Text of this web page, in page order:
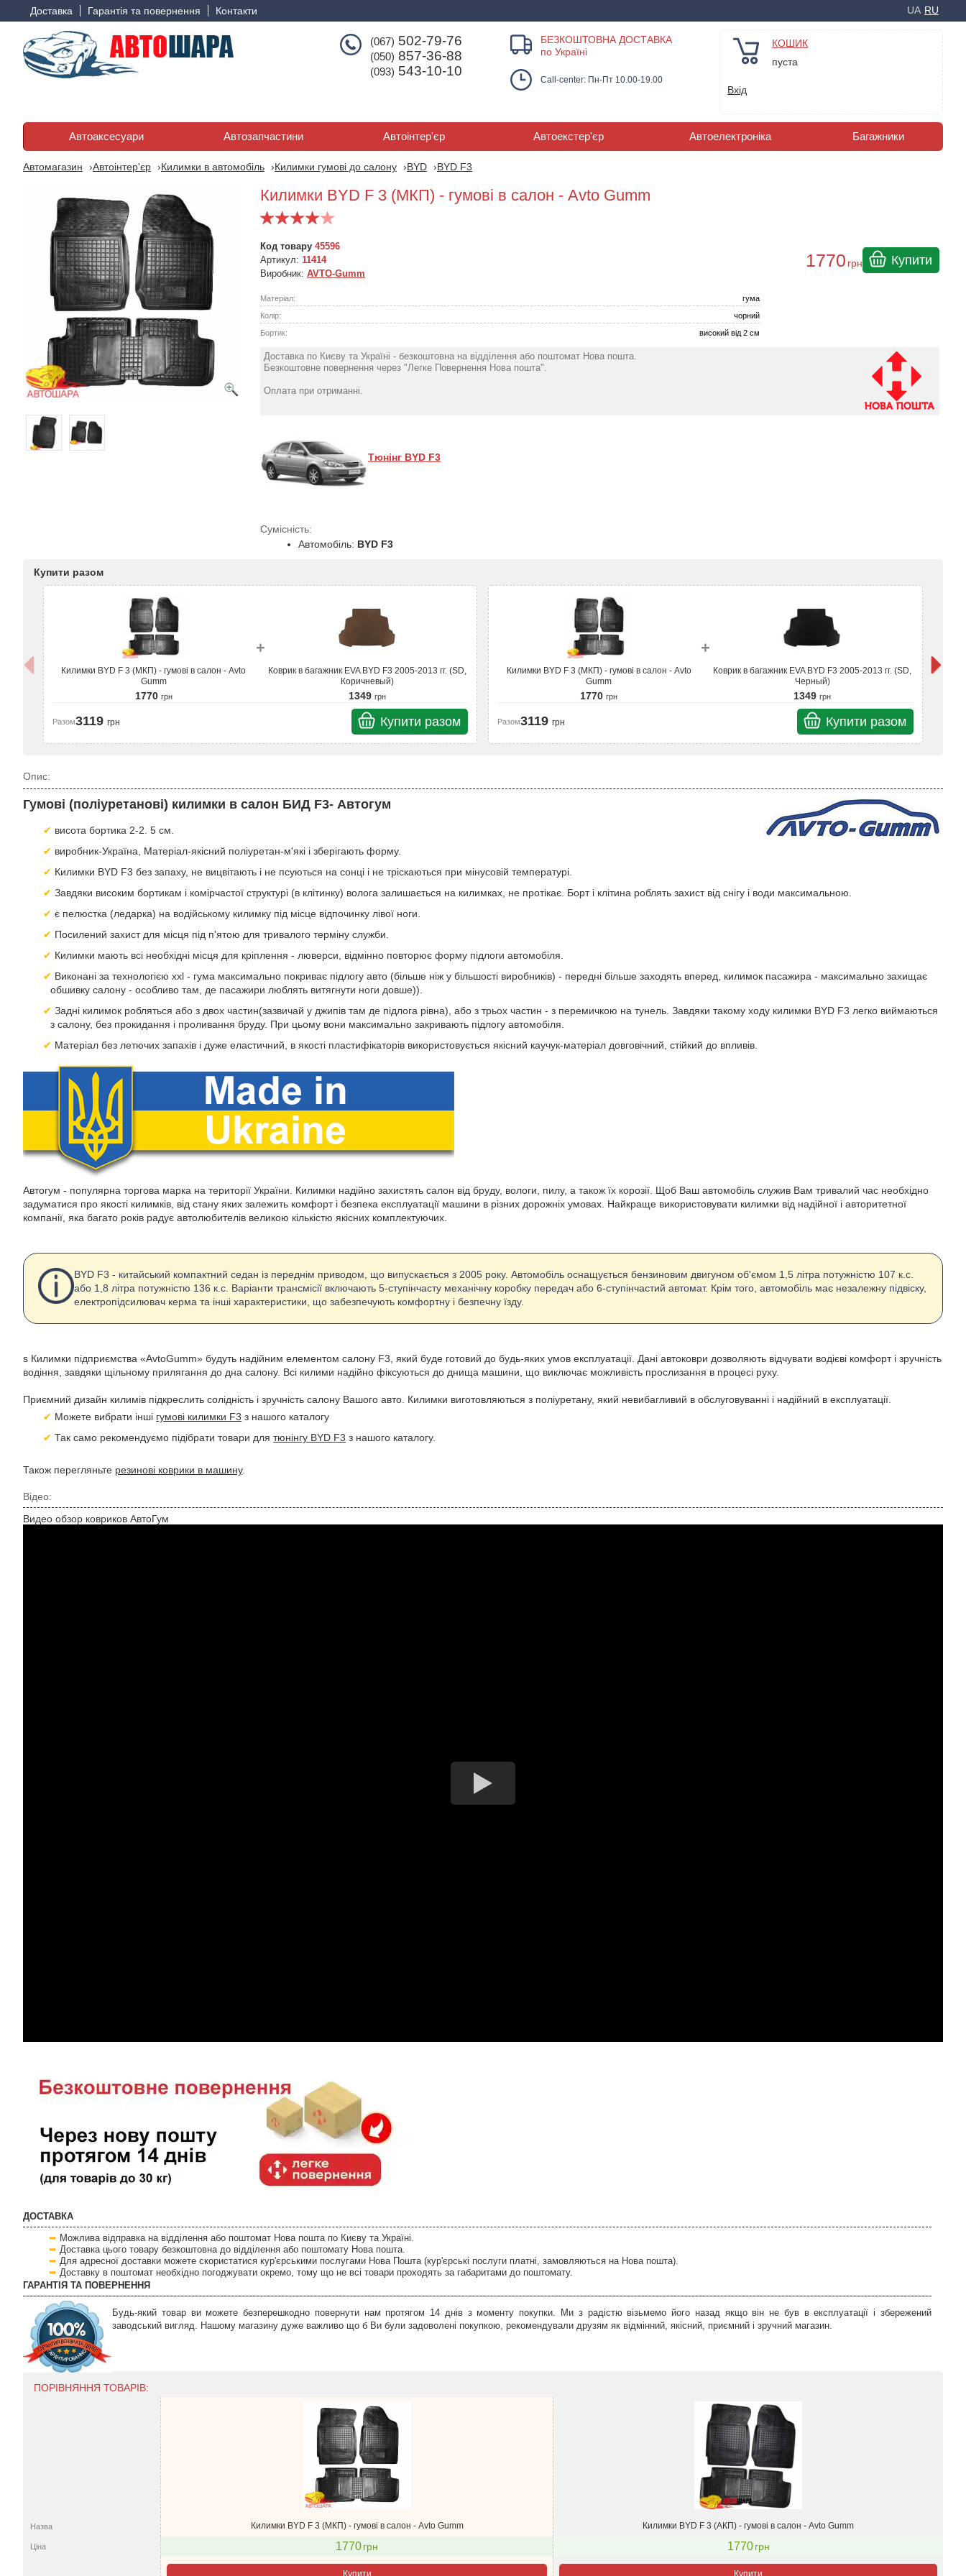
Доставка Гарантія та повернення Контакти UA RU
(067) 502-79-76
(050) 857-36-88
(093) 543-10-10
БЕЗКОШТОВНА ДОСТАВКА
по Україні
Call-center: Пн-Пт 10.00-19.00
КОШИК
пуста
Вхід
Автоаксесуари Автозапчастини Автоінтер'єр Автоекстер'єр Автоелектроніка Багажники
Автомагазин Автоінтер'єр Килимки в автомобіль Килимки гумові до салону BYD BYD F3
Килимки BYD F 3 (МКП) - гумові в салон - Avto Gumm
Код товару 45596
Артикул: 11414
Виробник: AVTO-Gumm
Матеріал:
гума
Колір:
чорний
Бортик:
високий від 2 см
1770 грн Купити
Доставка по Києву та Україні - безкоштовна на відділення або поштомат Нова пошта.
Безкоштовне повернення через "Легке Повернення Нова пошта".
Оплата при отриманні.
Тюнінг BYD F3
Сумісність:
Автомобіль: BYD F3
Купити разом
Килимки BYD F 3 (МКП) - гумові в салон - Avto
Gumm
1770 грн
+
Коврик в багажник EVA BYD F3 2005-2013 гг. (SD,
Коричневый)
1349 грн
Разом3119 грн Купити разом
Килимки BYD F 3 (МКП) - гумові в салон - Avto
Gumm
1770грн
+
Коврик в багажник EVA BYD F3 2005-2013 гг. (SD,
Черный)
1349грн
Разом3119грн Купити разом
Опис:
Гумові (поліуретанові) килимки в салон БИД F3- Автогум
висота бортика 2-2. 5 см.
виробник-Україна, Матеріал-якісний поліуретан-м'які і зберігають форму.
Килимки BYD F3 без запаху, не вицвітають і не псуються на сонці і не тріскаються при мінусовій температурі.
Завдяки високим бортикам і комірчастої структурі (в клітинку) волога залишається на килимках, не протікає. Борт і клітина роблять захист від снігу і води максимальною.
є пелюстка (ледарка) на водійському килимку під місце відпочинку лівої ноги.
Посилений захист для місця під п'ятою для тривалого терміну служби.
Килимки мають всі необхідні місця для кріплення - люверси, відмінно повторює форму підлоги автомобіля.
Виконані за технологією xxl - гума максимально покриває підлогу авто (більше ніж у більшості виробників) - передні більше заходять вперед, килимок пасажира - максимально захищає
обшивку салону - особливо там, де пасажири люблять витягнути ноги довше)).
Задні килимок робляться або з двох частин(зазвичай у джипів там де підлога рівна), або з трьох частин - з перемичкою на тунель. Завдяки такому ходу килимки BYD F3 легко виймаються
з салону, без прокидання і проливання бруду. При цьому вони максимально закривають підлогу автомобіля.
Матеріал без летючих запахів і дуже еластичний, в якості пластифікаторів використовується якісний каучук-матеріал довговічний, стійкий до впливів.
Автогум - популярна торгова марка на території України. Килимки надійно захистять салон від бруду, вологи, пилу, а також їх корозії. Щоб Ваш автомобіль служив Вам тривалий час необхідно
задуматися про якості килимків, від стану яких залежить комфорт і безпека експлуатації машини в різних дорожніх умовах. Найкраще використовувати килимки від надійної і авторитетної
компанії, яка багато років радує автолюбителів великою кількістю якісних комплектуючих.
BYD F3 - китайський компактний седан із переднім приводом, що випускається з 2005 року. Автомобіль оснащується бензиновим двигуном об'ємом 1,5 літра потужністю 107 к.с.
або 1,8 літра потужністю 136 к.с. Варіанти трансмісії включають 5-ступінчасту механічну коробку передач або 6-ступінчастий автомат. Крім того, автомобіль має незалежну підвіску,
електропідсилювач керма та інші характеристики, що забезпечують комфортну і безпечну їзду.
s Килимки підприємства «AvtoGumm» будуть надійним елементом салону F3, який буде готовий до будь-яких умов експлуатації. Дані автоковри дозволяють відчувати водієві комфорт і зручність
водіння, завдяки щільному прилягання до дна салону. Всі килими надійно фіксуються до днища машини, що виключає можливість прослизання в процесі руху.
Приємний дизайн килимів підкреслить солідність і зручність салону Вашого авто. Килимки виготовляються з поліуретану, який невибагливий в обслуговуванні і надійний в експлуатації.
Можете вибрати інші гумові килимки F3 з нашого каталогу
Так само рекомендуємо підібрати товари длятюнінгу BYD F3 з нашого каталогу.
Також перегляньте резинові коврики в машину.
Відео:
Видео обзор ковриков АвтоГум
ДОСТАВКА
Можлива відправка на відділення або поштомат Нова пошта по Києву та Україні.
Доставка цього товару безкоштовна до відділення або поштомату Нова пошта.
Для адресної доставки можете скористатися кур'єрськими послугами Нова Пошта (кур'єрські послуги платні, замовляються на Нова пошта).
Доставку в поштомат необхідно погоджувати окремо, тому що не всі товари проходять за габаритами до поштомату.
ГАРАНТІЯ ТА ПОВЕРНЕННЯ
Будь-який товар ви можете безперешкодно повернути нам протягом 14 днів з моменту покупки. Ми з радістю візьмемо його назад якщо він не був в експлуатації і збережений
заводський вигляд. Нашому магазину дуже важливо що б Ви були задоволені покупкою, рекомендували друзям як відмінний, якісний, приємний і зручний магазин.
ПОРІВНЯННЯ ТОВАРІВ:
Назва Килимки BYD F 3 (МКП) - гумові в салон - Avto Gumm Килимки BYD F 3 (АКП) - гумові в салон - Avto Gumm
Ціна 1770грн 1770 грн
Купити Купити